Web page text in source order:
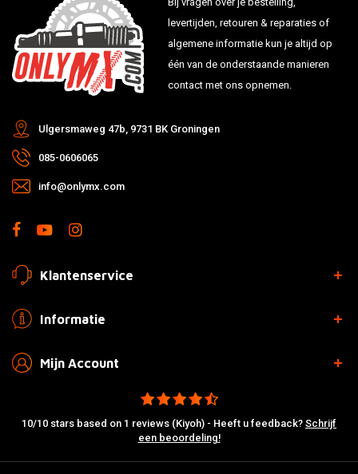
levertijden, retouren & reparaties of
algemene informatie kun je altijd op
één van de onderstaande manieren
contact met ons opnemen.
Ulgersmaweg 47b, 9731 BK Groningen
085-0606065
info@onlymx.com
Klantenservice
Informatie
Mijn Account
10/10 stars based on 1 reviews (Kiyoh) - Heeft u feedback? Schrijf
een beoordeling!